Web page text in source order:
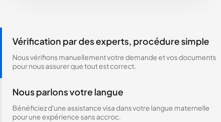
Vérification par des experts, procédure simple
Nous vérifions manuellement votre demande et vos documents
pour nous assurer que tout est correct.
Nous parlons votre langue
Bénéficiez d'une assistance visa dans votre langue maternelle
pour une expérience sans accroc.